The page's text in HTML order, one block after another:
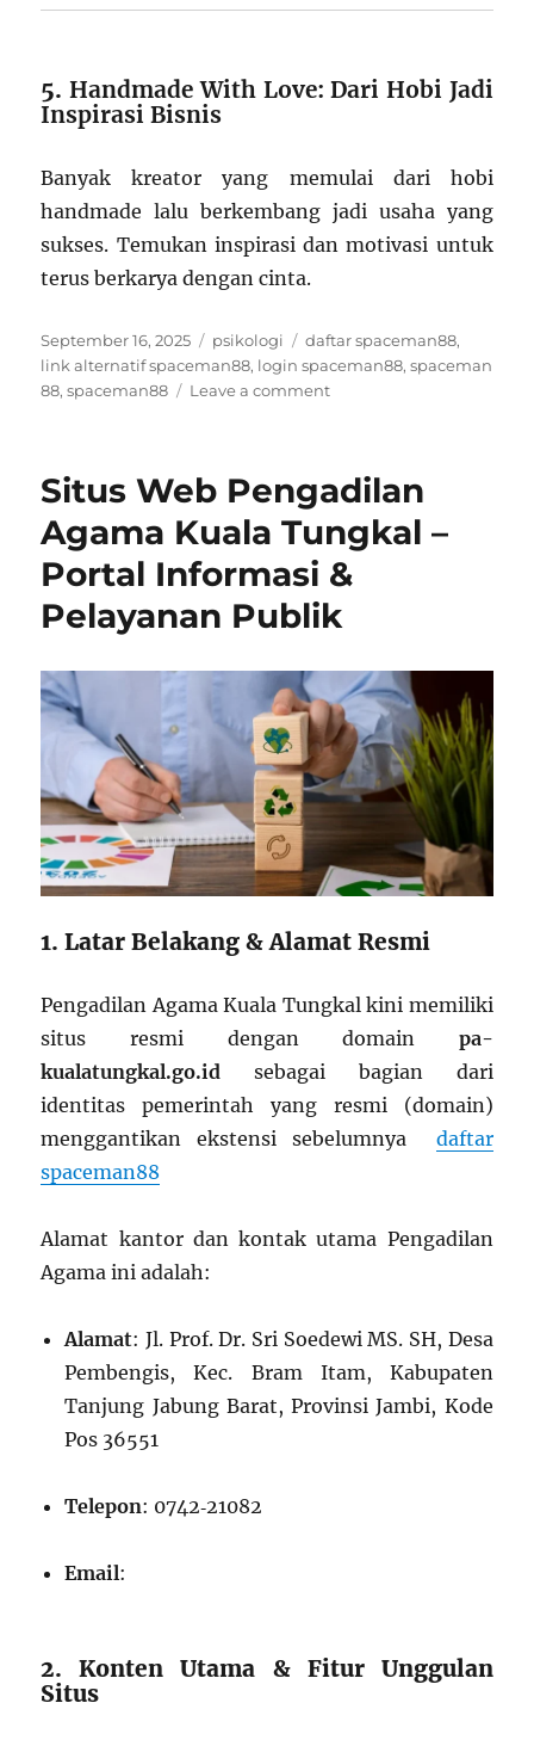
5.Handmade With Love: Dari Hobi Jadi
Inspirasi Bisnis
Banyak kreator yang memulai dari hobi
handmade lalu berkembang jadi usaha yang
sukses. Temukan inspirasi dan motivasi untuk
terus berkarya dengan cinta.
Posted
on
September 16, 2025 Categories
psikologi Tags
daftar spaceman88,
link alternatif spaceman88, login spaceman88,spaceman
88,spaceman88 Leave a commenton
Cerita
Balik
Setiap
Karya
Unik
Situs Web Pengadilan
Agama Kuala Tungkal –
Portal Informasi &
Pelayanan Publik
1. Latar Belakang & Alamat Resmi
Pengadilan Agama Kuala Tungkal kini memiliki
situs resmi dengan domain pa-
kualatungkal.go.id sebagai bagian dari
identitas pemerintah yang resmi (domain)
menggantikan ekstensi sebelumnya daftar
spaceman88
Alamat kantor dan kontak utama Pengadilan
Agama ini adalah:
Alamat: Jl. Prof. Dr. Sri Soedewi MS. SH, Desa
Pembengis, Kec. Bram Itam, Kabupaten
Tanjung Jabung Barat, Provinsi Jambi, Kode
Pos 36551
Telepon: 0742‑21082
Email:
2. Konten Utama & Fitur Unggulan
Situs